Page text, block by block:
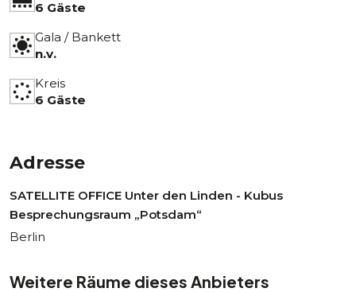
6 Gäste
Gala / Bankett
n.v.
Kreis
6 Gäste
Adresse
SATELLITE OFFICE Unter den Linden - Kubus
Besprechungsraum „Potsdam“
Berlin
Weitere Räume dieses Anbieters